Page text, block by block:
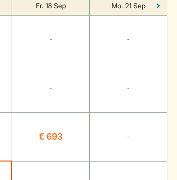
Fr. 18 Sep Mo. 21 Sep
- -
- -
€ 693 -